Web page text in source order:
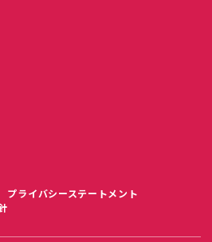
プライバシーステートメント